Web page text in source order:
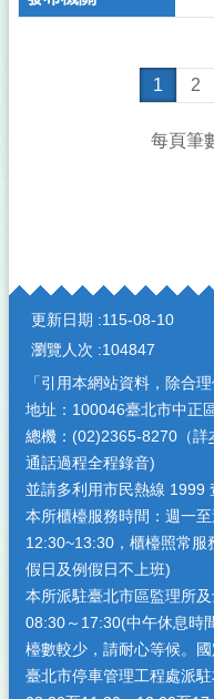
1 2
每頁筆
:::
更新日期
115-08-10
瀏覽人次
104847
「引用本網站資料，除合
地址：100046臺北市中正
總機：(02)2365-8270（詳
通話過程全程錄音)
並請多利用市民熱線 1999
本所櫃檯服務時間：週一
12:30~13:30，櫃檯照常服
假日及例假日不上班)
本所派駐臺北市區監理所
08:30～17:30(中午休息時
檯數較少，請耐心等候。
臺北市停車管理工程處派